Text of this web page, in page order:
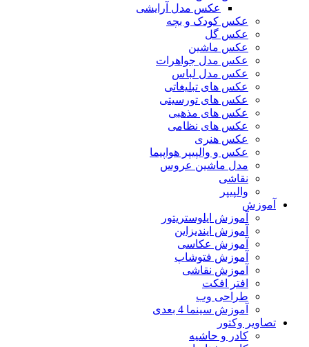
عکس مدل آرایشی
عکس کودک و بچه
عکس گل
عکس ماشین
عکس مدل جواهرات
عکس مدل لباس
عکس های تبلیغاتی
عکس های تورسیتی
عکس های مذهبی
عکس های نظامی
عکس هنری
عکس و والپیپر هواپیما
مدل ماشین عروس
نقاشی
والپیپر
آموزش
آموزش ایلوستریتور
آموزش ایندیزاین
آموزش عکاسی
آموزش فتوشاپ
آموزش نقاشی
افتر افکت
طراحی وب
آموزش سینما 4 بعدی
تصاویر وکتور
کادر و حاشیه